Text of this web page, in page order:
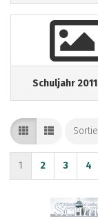
Schuljahr
1 2 3 4